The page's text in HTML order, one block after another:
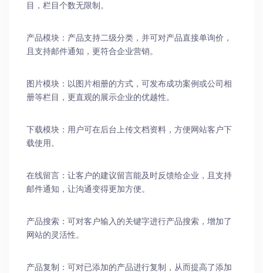
目，栏目个数无限制。
产品模块：产品支持二级分类，并可对产品直接单询价，
且支持邮件通知，更符合企业营销。
图片模块：以图片相册的方式，可发布成功案例或公司相
册等栏目，更直观的展示企业的优越性。
下载模块：用户可在后台上传文档资料，方便网站客户下
载使用。
在线留言：让客户的建议留言能及时反馈给企业，且支持
邮件通知，让沟通变得更加方便。
产品搜索：可对客户输入的关键字进行产品搜索，增加了
网站的灵活性。
产品复制：可对已添加的产品进行复制，从而提高了添加